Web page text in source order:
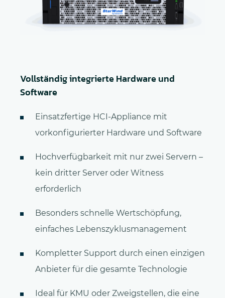
Vollständig integrierte Hardware und
Software
Einsatzfertige HCI-Appliance mit
vorkonfigurierter Hardware und Software
Hochverfügbarkeit mit nur zwei Servern –
kein dritter Server oder Witness
erforderlich
Besonders schnelle Wertschöpfung,
einfaches Lebenszyklusmanagement
Kompletter Support durch einen einzigen
Anbieter für die gesamte Technologie
Ideal für KMU oder Zweigstellen, die eine